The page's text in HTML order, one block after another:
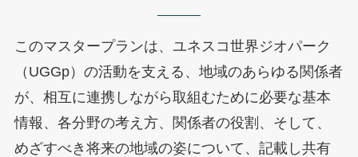
このマスタープランは、ユネスコ世界ジオパーク
（UGGp）の活動を支える、地域のあらゆる関係者
が、相互に連携しながら取組むために必要な基本
情報、各分野の考え方、関係者の役割、そして、
めざすべき将来の地域の姿について、記載し共有